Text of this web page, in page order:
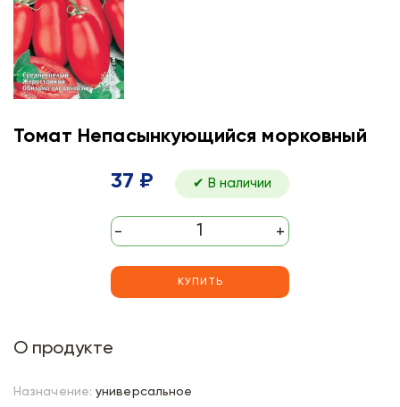
Томат Непасынкующийся морковный
37 ₽ ✔ В наличии
- +
КУПИТЬ
О продукте
Назначение: универсальное